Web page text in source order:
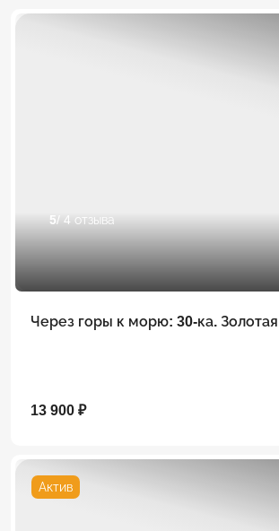
5/ 4 отзыва
Через горы к морю: 30-ка.
13 900 ₽
Актив